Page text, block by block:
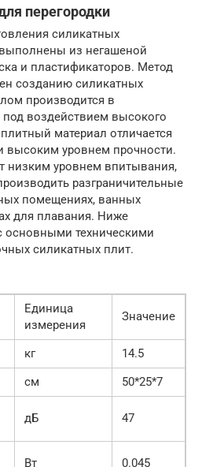
перегородки
силикатных
из негашеной
и пластификаторов. Метод
созданию силикатных
производится в
под воздействием высокого
материал отличается
высоким уровнем прочности.
низким уровнем впитывания,
разграничительные
помещениях, ванных
для плавания. Ниже
основными техническими
силикатных плит.
Единица
измерения
Значение
кг
14.5
см
50*25*7
дБ 47
Вт 0.045